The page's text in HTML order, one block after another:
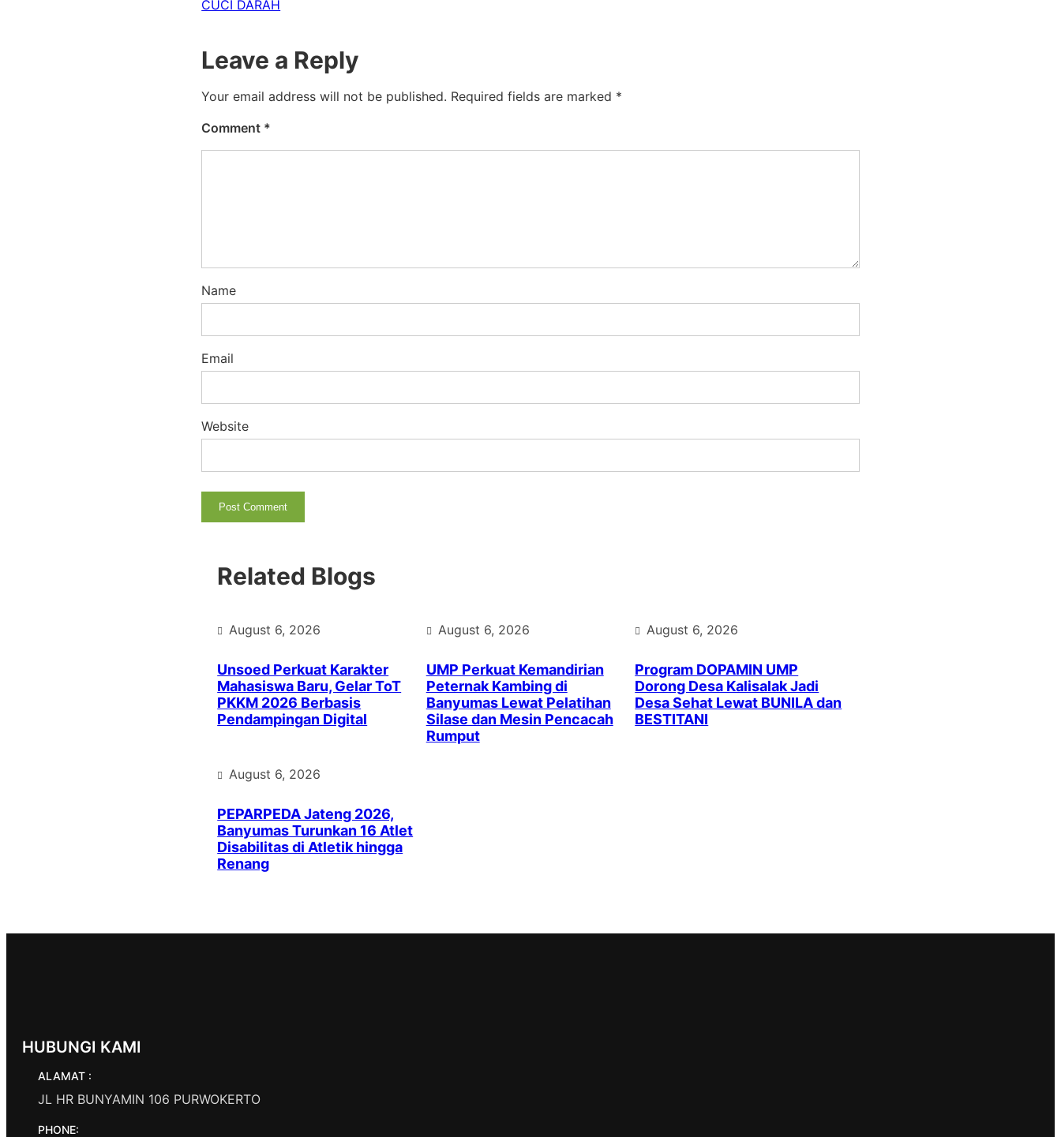
CUCI DARAH
Leave a Reply
Your email address will not be published. Required fields are marked *
Comment *
Name
Email
Website
Related Blogs
August 6, 2026
Unsoed Perkuat Karakter
Mahasiswa Baru, Gelar ToT
PKKM 2026 Berbasis
Pendampingan Digital
August 6, 2026
UMP Perkuat Kemandirian
Peternak Kambing di
Banyumas Lewat Pelatihan
Silase dan Mesin Pencacah
Rumput
August 6, 2026
Program DOPAMIN UMP
Dorong Desa Kalisalak Jadi
Desa Sehat Lewat BUNILA dan
BESTITANI
August 6, 2026
PEPARPEDA Jateng 2026,
Banyumas Turunkan 16 Atlet
Disabilitas di Atletik hingga
Renang
HUBUNGI KAMI
ALAMAT :
JL HR BUNYAMIN 106 PURWOKERTO
PHONE: